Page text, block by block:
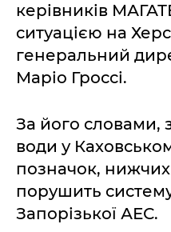
керівників
ситуацією на
генеральний
Маріо Гроссі.
За його словами,
води у
позначок, нижчих
порушить
Запорізької АЕС.